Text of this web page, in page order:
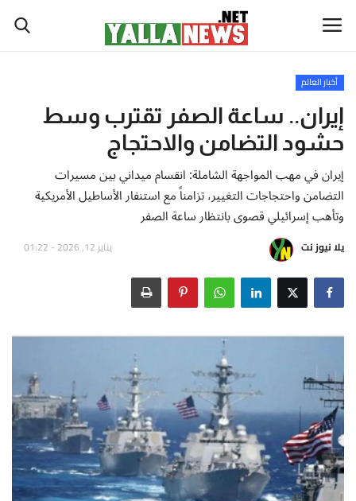
أخبار العالم
أخبار الوطن العربي
سياسة واقتصاد
رياضة
تكنولوجيا وعلوم
أطباق من المطابخ العربية
سياحة وسفر
منوعات عامة
أخبار العالم
إيران.. ساعة الصفر تقترب وسط
حشود التضامن والاحتجاج
إيران في مهب المواجهة الشاملة: انقسام ميداني بين مسيرات
التضامن واحتجاجات التغيير، تزامناً مع استنفار الأساطيل الأمريكية
وتأهب إسرائيلي قصوى بانتظار ساعة الصفر
يلا نيوز نت يناير 12, 2026 - 01:22